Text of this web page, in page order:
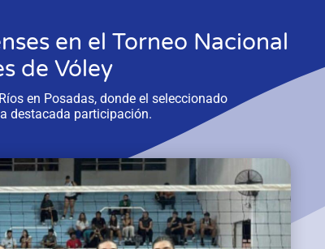
en el Torneo Nacional
de Vóley
en Posadas, donde el seleccionado
destacada participación.